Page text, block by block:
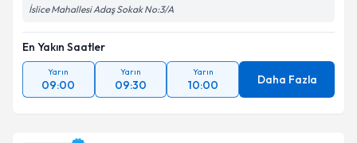
İslice Mahallesi Adaş Sokak No:3/A
En Yakın Saatler
Yarın
09:00
Yarın
09:30
Yarın
10:00 Daha Fazla